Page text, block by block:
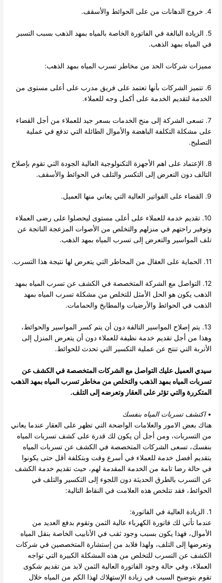
4. خروج الدهانات من على الحوائط والأسقف.
5. الزيادة البالغة في الفاتورة الخاصة بالمياه بمهد الذهب بسبب التسبر
في المياه بمهد الذهب.
مميزات شركات الحد من مخاطر تسرب المياه بمهد الذهب:
6. تتميز الشركات بأنها تعتمد على فريق مدرب على أعلى مستوى من
الخدمة لتقديم الخدمة على أكمل وجه للعملاء.
7. تسعى الشركة إلى منح الخدمات بسعر جيد للعملاء من أجل القضاء
على مشكلة التكلفة الباهضة والأموال الطائلة التي تدفع في عملية
التصليح.
8. الإعتماد على اهم الأجهزة التكنولوجية العالية الجودة التي تقوم بإصلاح
التالف دون التعرض إلى التكسر والتلف في الحوائط والأسقف.
9. القضاء على الفواتير العالية التي يعاني منها العميل.
10. تقديم خدمة للعملاء على أعلى مستوى ليحصلوا على رضى العملاء
وتوفير راحتهم في منزلهم والتخلص من الأصوات المزعجة الناتجة عن
تلف المواسير والتعرض إلى تسرب المياه بمهد الذهب.
11. الحماية على العقال من المحاطر التي يتعرض لها نتيجة هذا التسرب.
12. التواصل مع الشركة المتخصصة في الكشف عن تسرب المياه بمهد
الذهب يكون هو الحل الأمثل للتخلص من مشكلة تسرب المياه بمهد
الذهب في الحوائط والأرضيات والمطابخ والحمامات.
13. يتم إصلاح المواسير التالفة دون أن يتم كسر المواسير والحوائط،
وهذا من أجل تقديم خدمة نظيفة للعملاء دون أن يتعرض المنزل إلى
الأتربة التي تنتج عن عملية التكسير التي تحدث للحوائط.
سيدي العميل عليك التواصل مع الشركات المتخصصة في الكشف عن
تسربات المياه بمهد الذهب والتخلص من مخاطر تسرب المياه بمهد الذهب
المتكررة والتي تؤثر على العقار وتعرضه إلى التلف.
•اكتشف تسربات المياه بنفسك
هناك بعض الامور والعلامات الواضحة التي تظهر على العقار عندما يعاني
من التسربات، ومن أجل أن يكون لك قدرة على كشف تسربات المياه
بنفسك، تسعى الشركات المتخصصة في الكشف عن تسربات المياه
بتقديم أفضل خدمة للعملاء في أسرع وقت وبتكلفة أقل حتى يكونوا
في حالة رضا تامة من الخدمة المقدمة لهم، حيث تقديم خدمة الكشف
عن التسرب بالطرق الحديثة دون اللجوء إلى التكسير والتلف في
الحوائط، فقد تتلخص هذه العلامت في النقاط التالية:
1. الزيادة العالية في الفاتورة:
عندما تأتي لك فاتورة الكهرباء عالية الثمن وتقوم بدفع العديد من
الأموال، فهذا يكون بسبب وجود ثقب في الأنابيب الخاصة بنقل المياه
وتعرضها إلى التلف، ولهذا فلابد من إستشارة المتخصصين في شركات
الكشف عن التسرب للتخلص من هذه المشكلة الكبيرة التي تواجه
العملاء، وفي حالة وجود الفاتورة العالية الثمن لابد من تقديم شكوى
تقوم بتوضيح السبب في زيادة الإستهلاك لهذا الكم من المياه خلال